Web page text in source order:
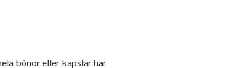
bönor eller kapslar har